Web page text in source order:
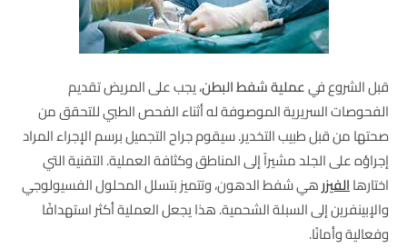
قبل الشروع فيعمليةشفط البطن، يجب على المريض تقديم
الفحوصات السريرية الموصوفة له أثناء الفحص الطبي للتحقق من
صحتها من قبل طبيب التخدير. سيقوم جراح التجميل برسم الإجراء المراد
إجراؤه على الجلد مشيراً إلى المناطق وكثافة العملية. التقنية التي
اختارهاالفيزرهي شفط الدهون، وتتميز بتسلل المحلول الفسيولوجي
والإبينفرين إلى السبلة الشحمية. هذا يجعل العملية أكثر استهدافًا
وفعالية وأمانًا.